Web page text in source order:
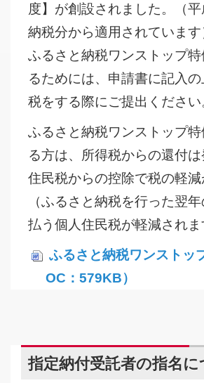
度】が創設されました。（
納税分から適用されています
ふるさと納税ワンストップ
るためには、申請書に記入
税をする際にご提出ください
ふるさと納税ワンストップ
る方は、所得税からの還付
住民税からの控除で税の軽減
（ふるさと納税を行った翌
払う個人住民税が軽減されま
ふるさと納税ワンストッ
OC：579KB）
指定納付受託者の指名に